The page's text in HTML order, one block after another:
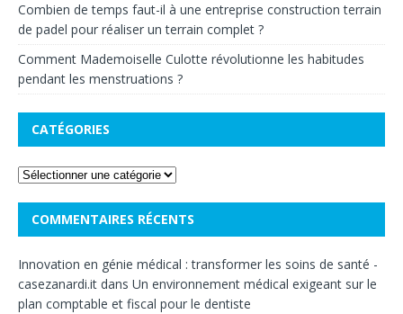
Combien de temps faut-il à une entreprise construction terrain
de padel pour réaliser un terrain complet ?
Comment Mademoiselle Culotte révolutionne les habitudes
pendant les menstruations ?
CATÉGORIES
COMMENTAIRES RÉCENTS
Innovation en génie médical : transformer les soins de santé -
casezanardi.it dans Un environnement médical exigeant sur le
plan comptable et fiscal pour le dentiste